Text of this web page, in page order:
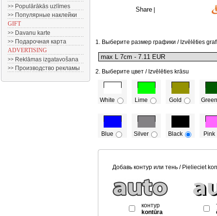
>> Populārākās uzlīmes
>> Популярные наклейки
GIFT
>> Davanu karte
>> Подарочная карта
ADVERTISING
>> Reklāmas izgatavošana
>> Производство рекламы
Share
1. Выберите размер графики / Izvēlēties
2. Выберите цвет / Izvēlēties krāsu
White Lime Gold Green
Blue Silver Black Pink
Добавь контур или тень / Pielieciet
контур
kontūra